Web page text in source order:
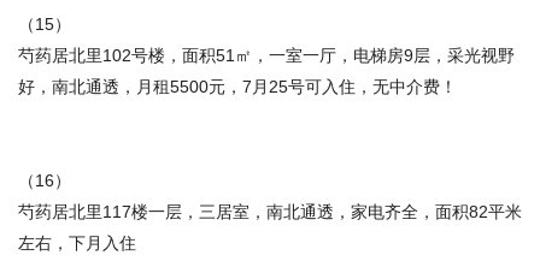
（15）
芍药居北里102号楼，面积51㎡，一室一厅，电梯房9层，采光视野
好，南北通透，月租5500元，7月25号可入住，无中介费！
（16）
芍药居北里117楼一层，三居室，南北通透，家电齐全，面积82平米
左右，下月入住